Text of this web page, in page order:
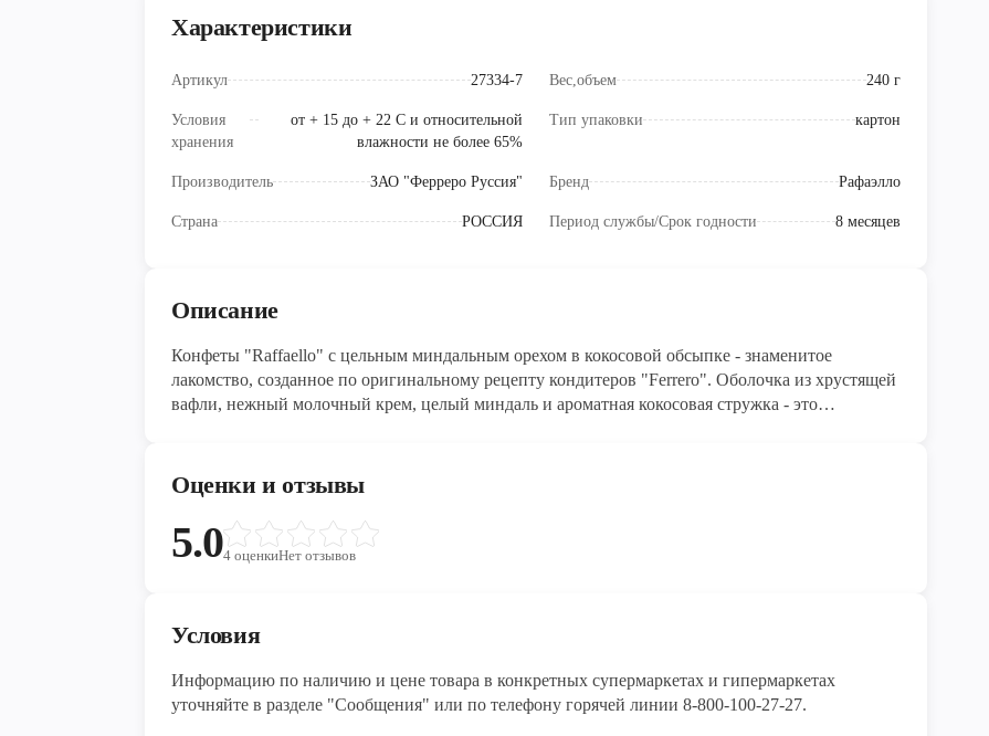
Характеристики
Артикул 27334-7 Вес,объем 240 г
Условия
хранения
от + 15 до + 22 C и относительной
влажности не более 65%
Тип упаковки картон
Производитель ЗАО "Ферреро Руссия" Бренд Рафаэлло
Страна РОССИЯ Период службы/Срок годности 8 месяцев
Описание
Конфеты "Raffaello" с цельным миндальным орехом в кокосовой обсыпке - знаменитое
лакомство, созданное по оригинальному рецепту кондитеров "Ferrero". Оболочка из хрустящей
вафли, нежный молочный крем, целый миндаль и ароматная кокосовая стружка - это
высокой температуре. Каждое изделие упаковано в индивидуальный пакетик. Коробочка
стильно оформлена и станет приятным романтическим подарком дорогому человеку.
Оценки и отзывы
5.04 оценкиНет отзывов
Условия
Информацию по наличию и цене товара в конкретных супермаркетах и гипермаркетах
уточняйте в разделе "Сообщения" или по телефону горячей линии 8-800-100-27-27.